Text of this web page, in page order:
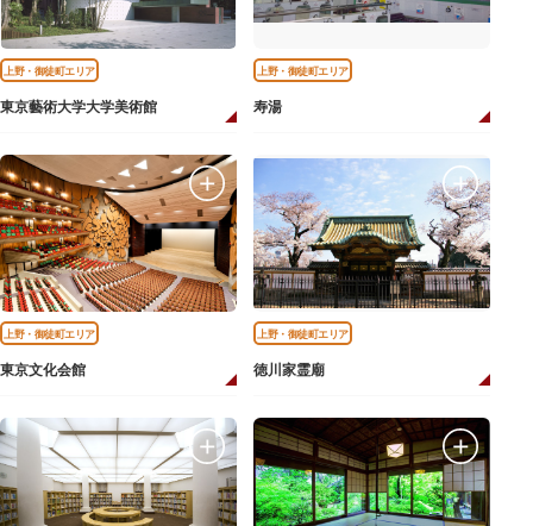
上野・御徒町エリア
東京藝術大学大学美術館
上野・御徒町エリア
寿湯
上野・御徒町エリア
東京文化会館
上野・御徒町エリア
徳川家霊廟